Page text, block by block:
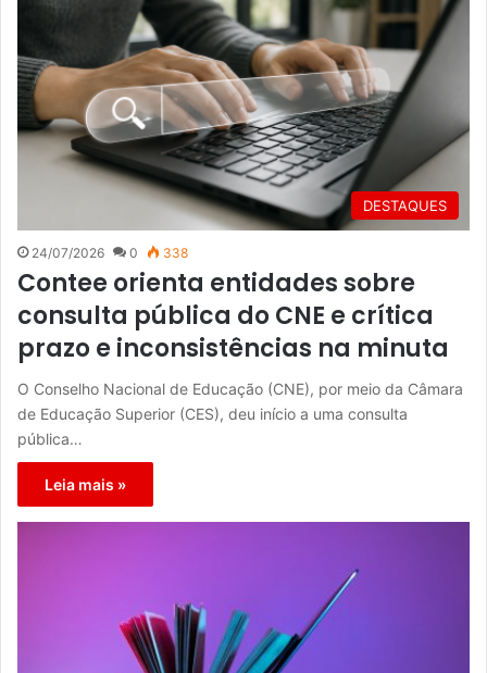
DESTAQUES
24/07/2026 0 338
Contee orienta entidades sobre
consulta pública do CNE e crítica
prazo e inconsistências na minuta
O Conselho Nacional de Educação (CNE), por meio da Câmara
de Educação Superior (CES), deu início a uma consulta
pública…
Leia mais »